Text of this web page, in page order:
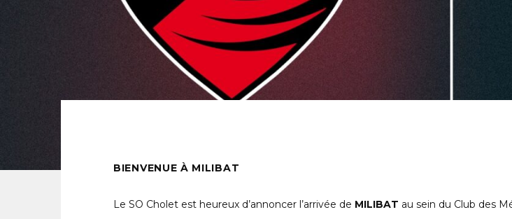
BIENVENUE À MILIBAT
Le SO Cholet est heureux d’annoncer l’arrivée de MILIBAT au sein du Club des